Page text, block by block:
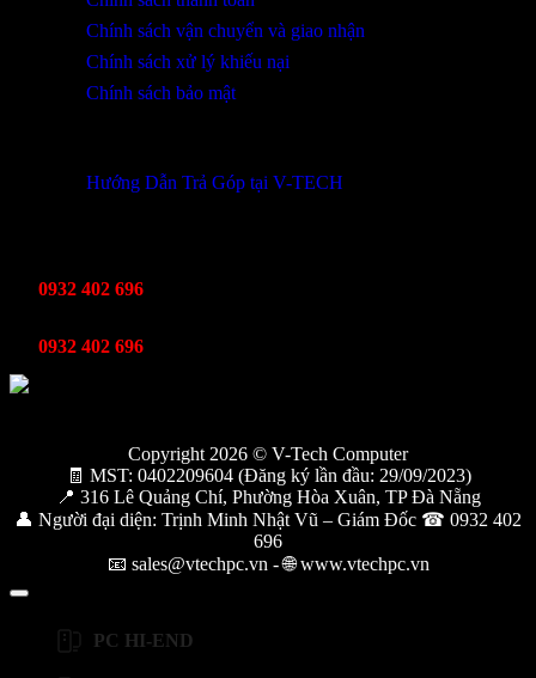
Chính sách vận chuyển và giao nhận
Chính sách xử lý khiếu nại
Chính sách bảo mật
Hướng Dẫn Trả Góp tại V-TECH
0932 402 696
0932 402 696
Copyright 2026 © V-Tech Computer
🧾 MST: 0402209604 (Đăng ký lần đầu: 29/09/2023)
📍 316 Lê Quảng Chí, Phường Hòa Xuân, TP Đà Nẵng
👤 Người đại diện: Trịnh Minh Nhật Vũ – Giám Đốc ☎ 0932 402
696
📧 sales@vtechpc.vn - 🌐 www.vtechpc.vn
PC HI-END